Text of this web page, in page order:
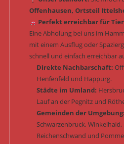
Offenhausen, Ortsteil
Perfekt erreichbar für
Eine Abholung bei uns im
mit einem Ausflug oder
schnell und einfach erreichbar
Direkte Nachbarschaft:
Henfenfeld und Happurg.
Städte im Umland:
Lauf an der Pegnitz und
Gemeinden der Umgebung:
Schwarzenbruck,
Reichenschwand und